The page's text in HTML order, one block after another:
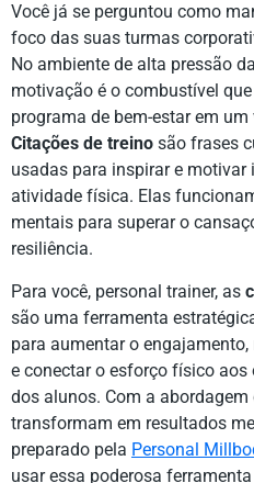
Você já se perguntou como
foco das suas turmas
No ambiente de alta pressão
motivação é o combustível
programa de bem-estar em
Citações de treino são frases
usadas para inspirar e motivar
atividade física. Elas
mentais para superar o
resiliência.
Para você, personal trainer, as
são uma ferramenta
para aumentar o
e conectar o esforço físico aos
dos alunos. Com a abordagem
transformam em resultados
preparado pela Personal
usar essa poderosa